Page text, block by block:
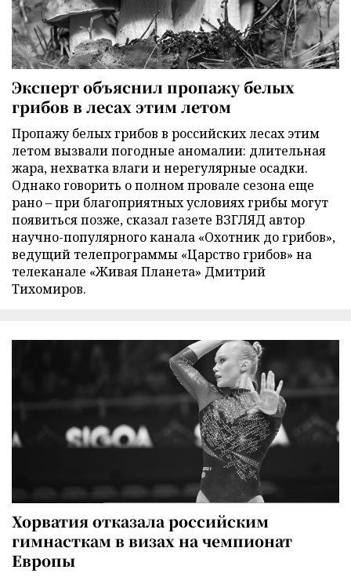
Эксперт объяснил пропажу белых
грибов в лесах этим летом
Пропажу белых грибов в российских лесах этим
летом вызвали погодные аномалии: длительная
жара, нехватка влаги и нерегулярные осадки.
Однако говорить о полном провале сезона еще
рано – при благоприятных условиях грибы могут
появиться позже, сказал газете ВЗГЛЯД автор
научно-популярного канала «Охотник до грибов»,
ведущий телепрограммы «Царство грибов» на
телеканале «Живая Планета» Дмитрий
Тихомиров.
Хорватия отказала российским
гимнасткам в визах на чемпионат
Европы